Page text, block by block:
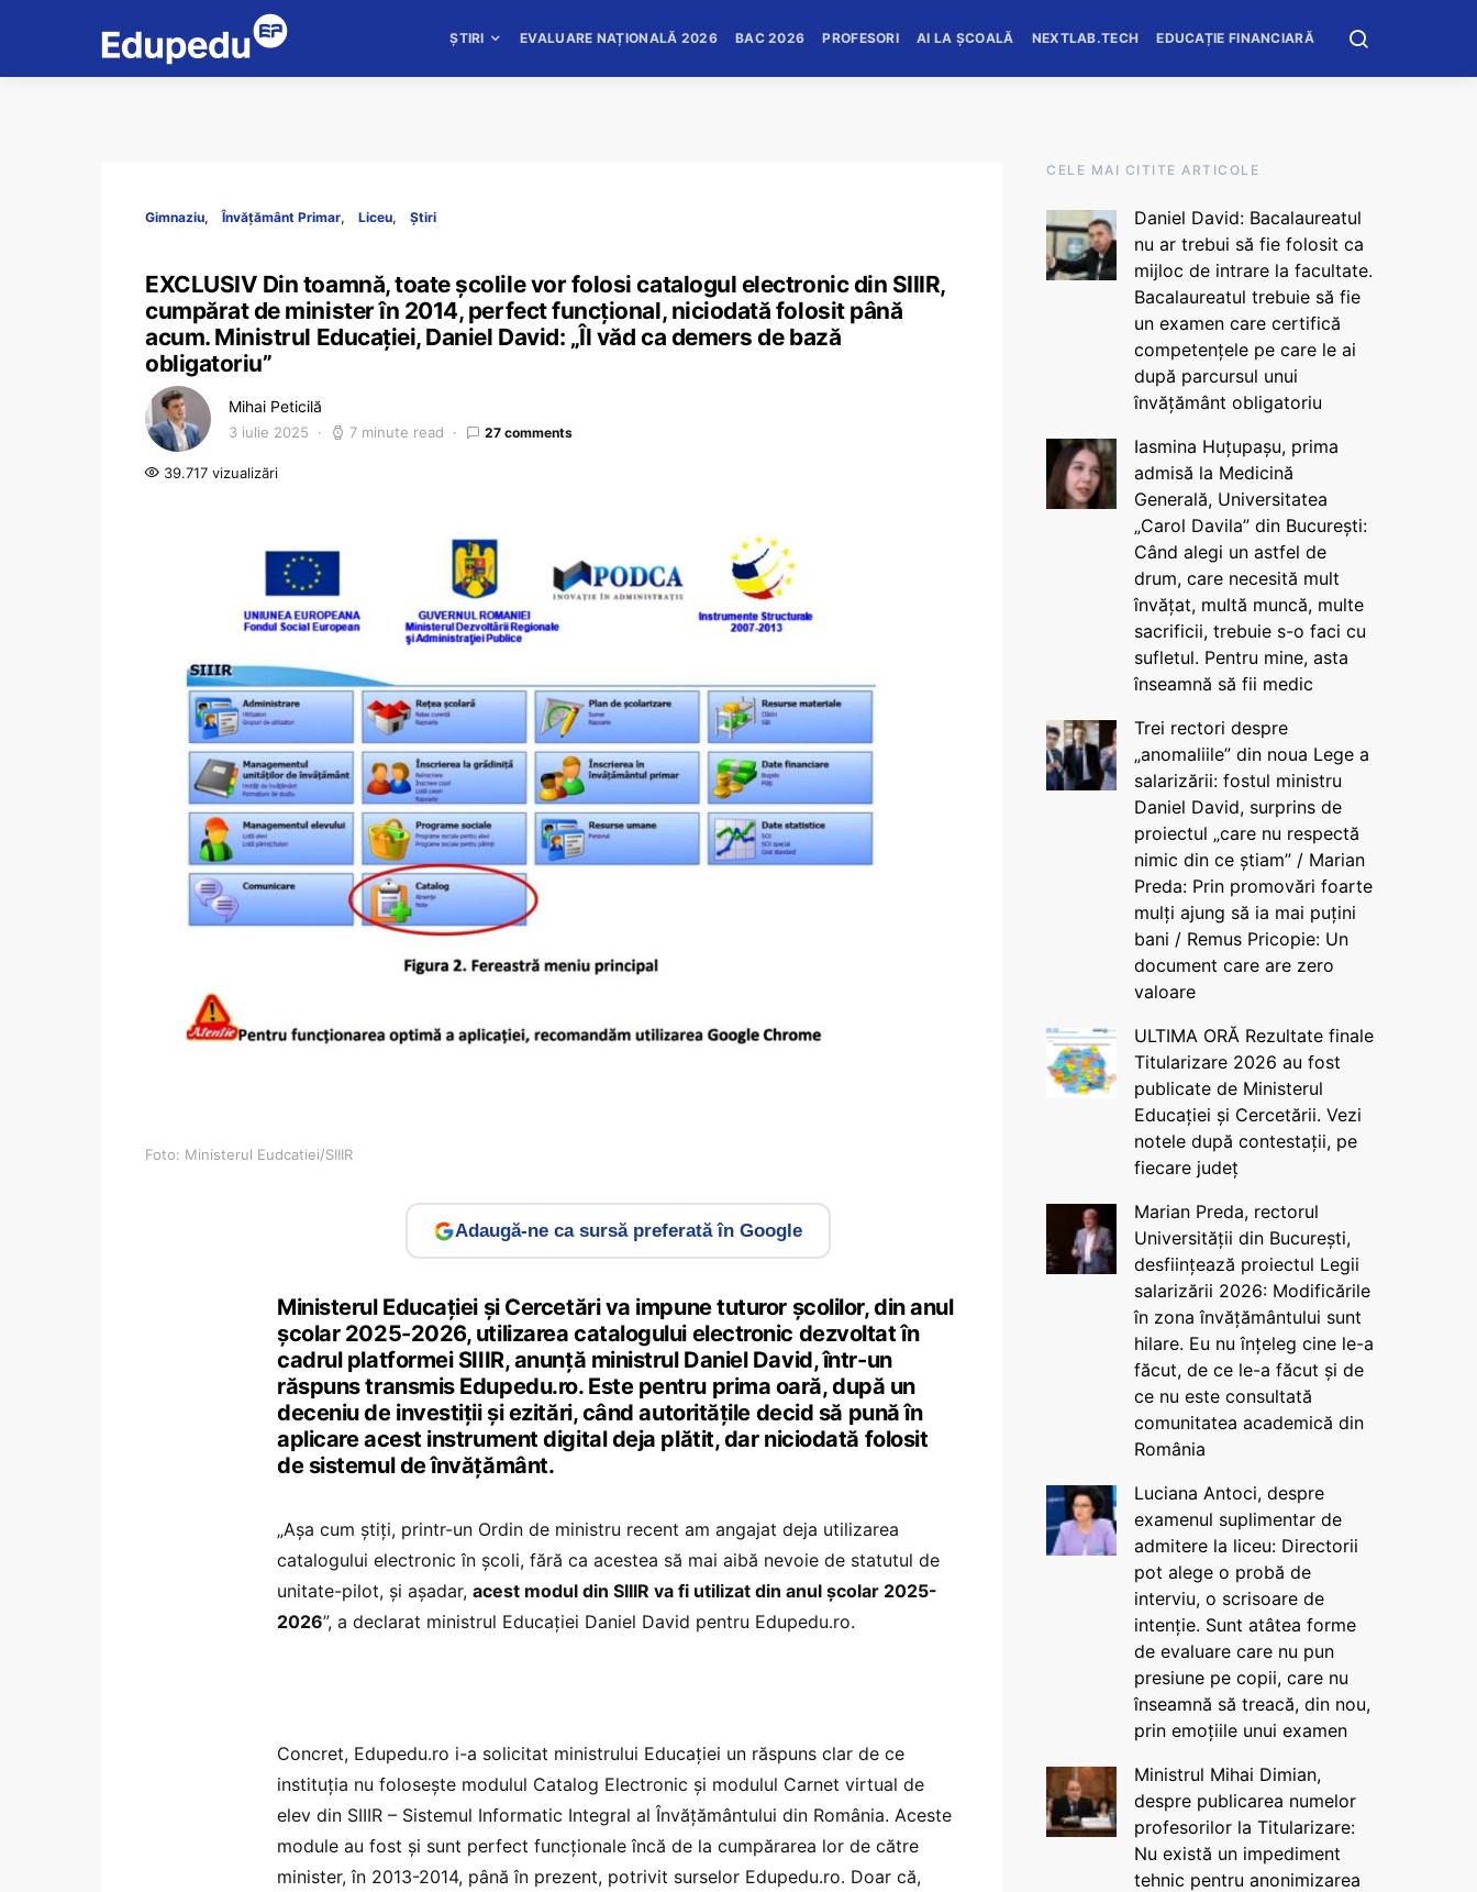
ȘTIRI EVALUARE NAȚIONALĂ 2026 BAC 2026 PROFESORI AI LA ȘCOALĂ NEXTLAB.TECH EDUCAȚIE FINANCIARĂ
Gimnaziu Învățământ Primar Liceu Știri
EXCLUSIV Din toamnă, toate școlile vor folosi catalogul electronic din SIIIR,
cumpărat de minister în 2014, perfect funcțional, niciodată folosit până
acum. Ministrul Educației, Daniel David: „Îl văd ca demers de bază
obligatoriu”
Mihai Peticilă
3 iulie 2025 7 minute read 27 comments
39.717 vizualizări
Foto: Ministerul Eudcatiei/SIIIR
Adaugă-ne ca sursă preferată în Google
Ministerul Educației și Cercetări va impune tuturor școlilor, din anul
școlar 2025-2026, utilizarea catalogului electronic dezvoltat în
cadrul platformei SIIIR, anunță ministrul Daniel David, într-un
răspuns transmis Edupedu.ro. Este pentru prima oară, după un
deceniu de investiții și ezitări, când autoritățile decid să pună în
aplicare acest instrument digital deja plătit, dar niciodată folosit
de sistemul de învățământ.
„Așa cum știți, printr-un Ordin de ministru recent am angajat deja utilizarea
catalogului electronic în școli, fără ca acestea să mai aibă nevoie de statutul de
unitate-pilot, și așadar, acest modul din SIIIR va fi utilizat din anul școlar 2025-
2026”, a declarat ministrul Educației Daniel David pentru Edupedu.ro.
Concret, Edupedu.ro i-a solicitat ministrului Educației un răspuns clar de ce
instituția nu folosește modulul Catalog Electronic și modulul Carnet virtual de
elev din SIIIR – Sistemul Informatic Integral al Învățământului din România. Aceste
module au fost și sunt perfect funcționale încă de la cumpărarea lor de către
minister, în 2013-2014, până în prezent, potrivit surselor Edupedu.ro. Doar că,
CELE MAI CITITE ARTICOLE
Daniel David: Bacalaureatul
nu ar trebui să fie folosit ca
mijloc de intrare la facultate.
Bacalaureatul trebuie să fie
un examen care certifică
competențele pe care le ai
după parcursul unui
învățământ obligatoriu
Iasmina Huțupașu, prima
admisă la Medicină
Generală, Universitatea
„Carol Davila” din București:
Când alegi un astfel de
drum, care necesită mult
învățat, multă muncă, multe
sacrificii, trebuie s-o faci cu
sufletul. Pentru mine, asta
înseamnă să fii medic
Trei rectori despre
„anomaliile” din noua Lege a
salarizării: fostul ministru
Daniel David, surprins de
proiectul „care nu respectă
nimic din ce știam” / Marian
Preda: Prin promovări foarte
mulți ajung să ia mai puțini
bani / Remus Pricopie: Un
document care are zero
valoare
ULTIMA ORĂ Rezultate finale
Titularizare 2026 au fost
publicate de Ministerul
Educației și Cercetării. Vezi
notele după contestații, pe
fiecare județ
Marian Preda, rectorul
Universității din București,
desființează proiectul Legii
salarizării 2026: Modificările
în zona învățământului sunt
hilare. Eu nu înțeleg cine le-a
făcut, de ce le-a făcut și de
ce nu este consultată
comunitatea academică din
România
Luciana Antoci, despre
examenul suplimentar de
admitere la liceu: Directorii
pot alege o probă de
interviu, o scrisoare de
intenție. Sunt atâtea forme
de evaluare care nu pun
presiune pe copii, care nu
înseamnă să treacă, din nou,
prin emoțiile unui examen
Ministrul Mihai Dimian,
despre publicarea numelor
profesorilor la Titularizare:
Nu există un impediment
tehnic pentru anonimizarea